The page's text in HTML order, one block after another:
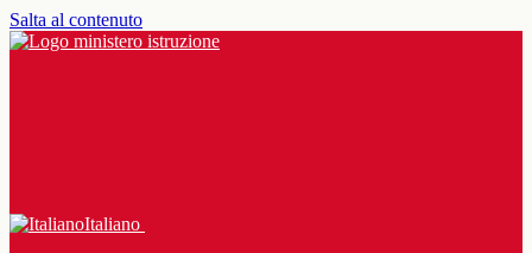
Salta al contenuto
Italiano